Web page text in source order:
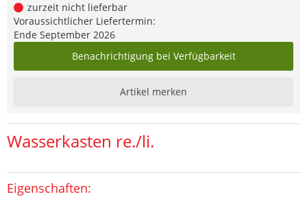
zurzeit nicht lieferbar
Voraussichtlicher Liefertermin:
Ende September 2026
Benachrichtigung bei Verfügbarkeit
Artikel merken
Wasserkasten re./li.
Eigenschaften: